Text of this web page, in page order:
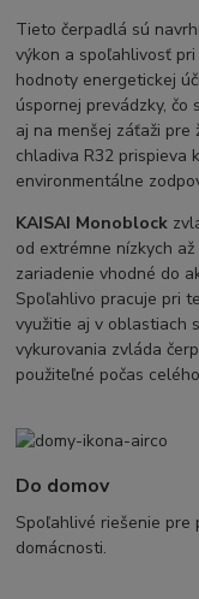
Tieto čerpadlá sú
výkon a spoľahlivosť
hodnoty energetickej
úspornej prevádzky, čo
aj na menšej záťaži pre
chladiva R32 prispieva
environmentálne
KAISAI Monoblock
od extrémne nízkych
zariadenie vhodné do
Spoľahlivo pracuje pri
využitie aj v oblastiach
vykurovania zvláda
použiteľné počas
Do domov
Spoľahlivé riešenie pre
domácnosti.